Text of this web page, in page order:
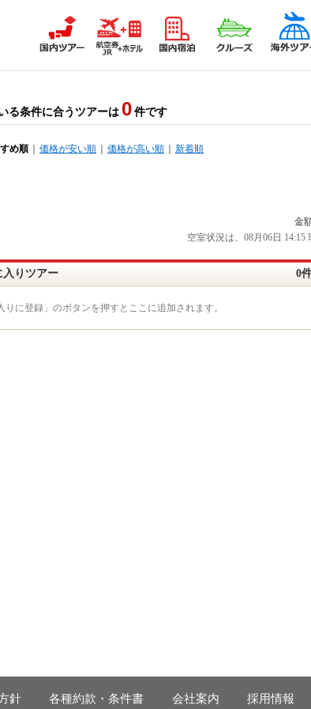
る条件に合うツアーは 0 件です
め順 価格が安い順 価格が高い順 新着順
金
空室状況は、08月06日
入りツアー 0
りに登録」のボタンを押すとここに追加されます。
針 各種約款・条件書 会社案内 採用情報